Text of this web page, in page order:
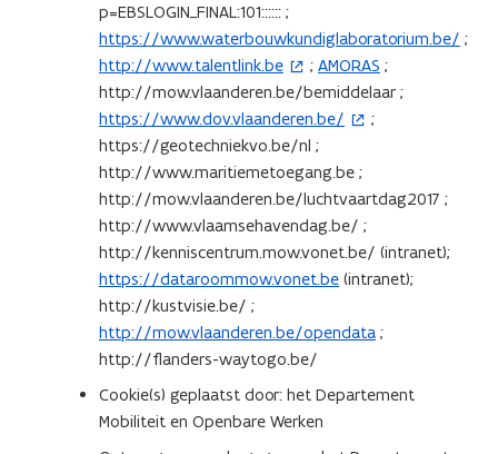
)p=EBSLOGIN_FINAL:101:::::: ;
https://www.waterbouwkundiglaboratorium.be/ ;
http://www.talentlink.be
(
o
p
e
n
t
i
n
n
i
e
u
w
v
; AMORAS ;
http://mow.vlaanderen.be/bemiddelaar ;
https://www.dov.vlaanderen.be/
(
o
p
e
n
t
i
n
n
i
e
u
;
https://geotechniekvo.be/nl ;
http://www.maritiemetoegang.be ;
http://mow.vlaanderen.be/luchtvaartdag2017 ;
http://www.vlaamsehavendag.be/ ;
http://kenniscentrum.mow.vonet.be/ (intranet);
https://dataroommow.vonet.be (intranet);
http://kustvisie.be/ ;
http://mow.vlaanderen.be/opendata ;
http://flanders-waytogo.be/
Cookie(s) geplaatst door: het Departement
Mobiliteit en Openbare Werken